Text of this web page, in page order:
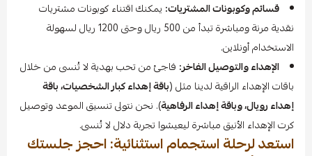
قسائم وكوبونات المشتريات: يمكنك اقتناء كوبونات مشتريات
نقدية مرنة ومباشرة تبدأ من 500 ريال وحتى 1200 ريال لسهولة
الاستخدام أونلاين.
الإهداء والتوصيل الفاخر: فاجئ من تحب بهدية لا تُنسى من خلال
باقات الإهداء الراقية لدينا مثل (باقة إهداء كبار الشخصيات، باقة
إهداء رويال، وباقة إهداء الرفاهية). نحن نتولى تنسيق الموعد وتوصيل
كرت الإهداء الأنيق مباشرة ليعيشوا تجربة دلال لا تُنسى.
استعد لرحلة استجمام استثنائية: احجز جلستك